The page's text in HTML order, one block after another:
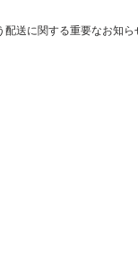
配送に関する重要なお知